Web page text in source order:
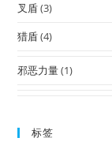
叉盾(3)
猎盾(4)
邪恶力量(1)
标签